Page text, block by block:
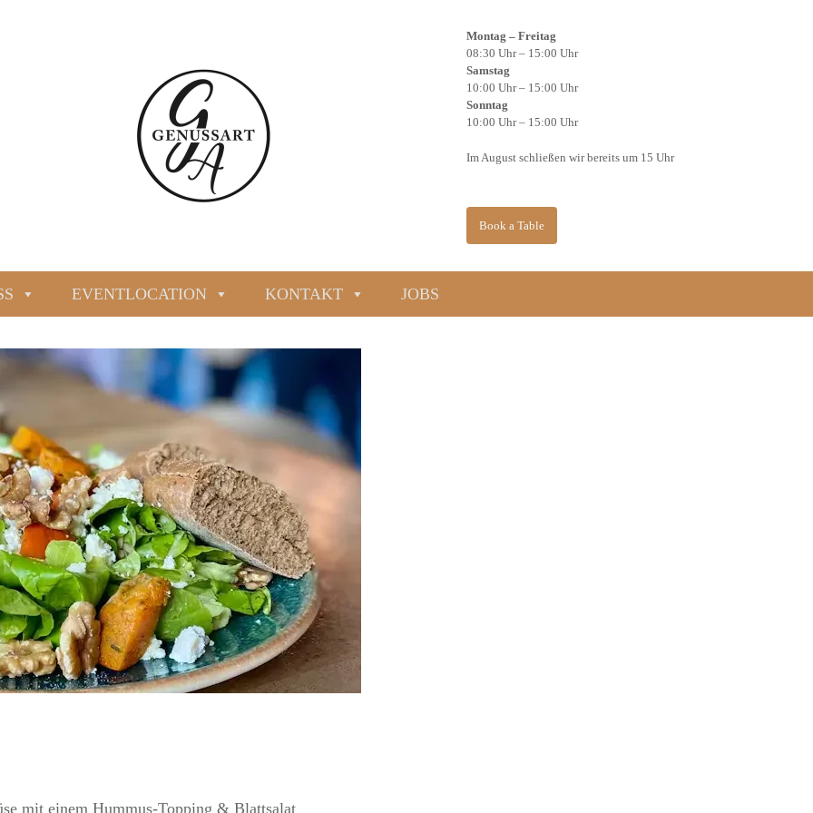
Montag – Freitag
08:30 Uhr – 15:00 Uhr
Samstag
10:00 Uhr – 15:00 Uhr
Sonntag
10:00 Uhr – 15:00 Uhr
Im August schließen wir bereits um 15 Uhr
Book a Table
EVENTLOCATION KONTAKT JOBS
mit einem Hummus-Topping & Blattsalat